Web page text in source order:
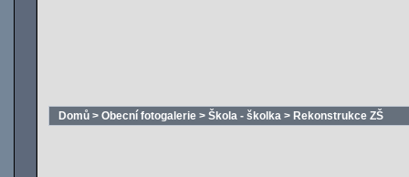
Domů > Obecní fotogalerie > Škola - školka > Rekonstrukce ZŠ